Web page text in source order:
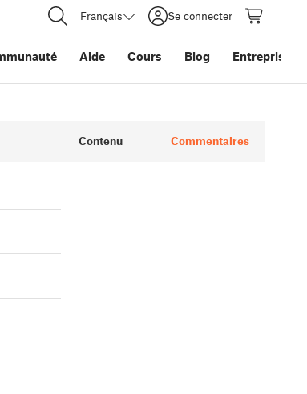
Français Se connecter
Aide Cours Blog Entreprise
Contenu Commentaires